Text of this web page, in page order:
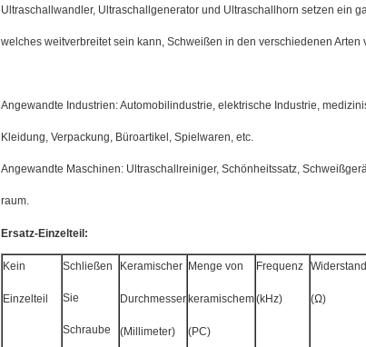
Ultraschallwandler, Ultraschallgenerator und Ultraschallhorn setzen ein
welches weitverbreitet sein kann, Schweißen in den verschiedenen Arten
Angewandte Industrien: Automobilindustrie, elektrische Industrie,
Kleidung, Verpackung, Büroartikel, Spielwaren, etc.
Angewandte Maschinen: Ultraschallreiniger, Schönheitssatz,
raum.
Ersatz-Einzelteil:
Kein
Einzelteil
Schließen
Sie
Schraube
Keramischer
Durchmesser
(Millimeter)
Menge von
keramischem
(PC)
Frequenz
(kHz)
Widerstand
(Ω)